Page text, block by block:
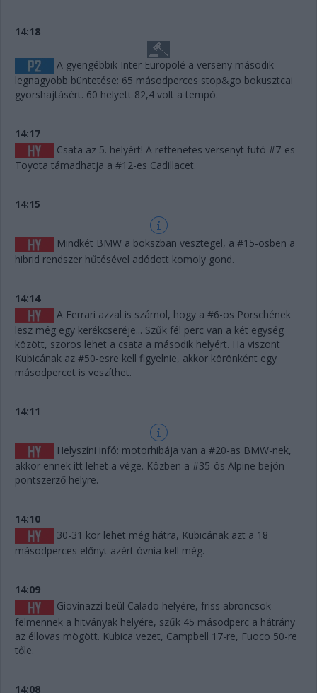
14:18
A gyengébbik Inter Europolé a verseny második
legnagyobb büntetése: 65 másodperces stop&go bokusztcai
gyorshajtásért. 60 helyett 82,4 volt a tempó.
14:17
Csata az 5. helyért! A rettenetes versenyt futó #7-es
Toyota támadhatja a #12-es Cadillacet.
14:15
Mindkét BMW a bokszban vesztegel, a #15-ösben a
hibrid rendszer hűtésével adódott komoly gond.
14:14
A Ferrari azzal is számol, hogy a #6-os Porschének
lesz még egy kerékcseréje... Szűk fél perc van a két egység
között, szoros lehet a csata a második helyért. Ha viszont
Kubicának az #50-esre kell figyelnie, akkor körönként egy
másodpercet is veszíthet.
14:11
Helyszíni infó: motorhibája van a #20-as BMW-nek,
akkor ennek itt lehet a vége. Közben a #35-ös Alpine bejön
pontszerző helyre.
14:10
30-31 kör lehet még hátra, Kubicának azt a 18
másodperces előnyt azért óvnia kell még.
14:09
Giovinazzi beül Calado helyére, friss abroncsok
felmennek a hitványak helyére, szűk 45 másodperc a hátrány
az éllovas mögött. Kubica vezet, Campbell 17-re, Fuoco 50-re
tőle.
14:08